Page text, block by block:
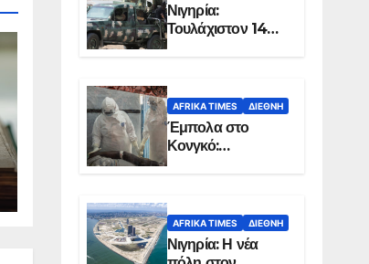
Νιγηρία:
Τουλάχιστον 14
νεκροί από
στην Οτούκπο
AFRIKA TIMES ΔΙΕΘΝΉ
Έμπολα στο
Κονγκό:
Ξεπέρασαν τους
AFRIKA TIMES ΔΙΕΘΝΉ
Νιγηρία: Η νέα